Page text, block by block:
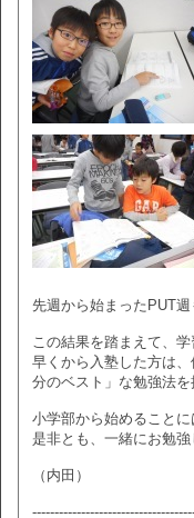
先週から始まったPUT週
この結果を踏まえて、学
早くから入塾した方は
分のベスト」な勉強法を
小学部から始めることに
是非とも、一緒にお勉強
（内田）